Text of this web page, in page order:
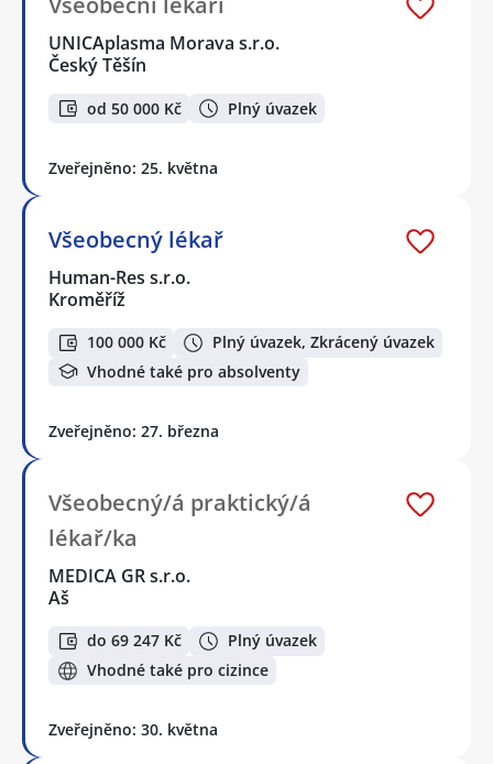
UNICAplasma Morava s.r.o.
Český Těšín
od 50 000 Kč Plný úvazek
Zveřejněno: 25. května
Všeobecný lékař
Human-Res s.r.o.
Kroměříž
100 000 Kč
Plný úvazek, Zkrácený úvazek
Vhodné také pro absolventy
Zveřejněno: 27. března
Všeobecný/á praktický/á
lékař/ka
MEDICA GR s.r.o.
Aš
do 69 247 Kč
Plný úvazek
Vhodné také pro cizince
Zveřejněno: 30. května